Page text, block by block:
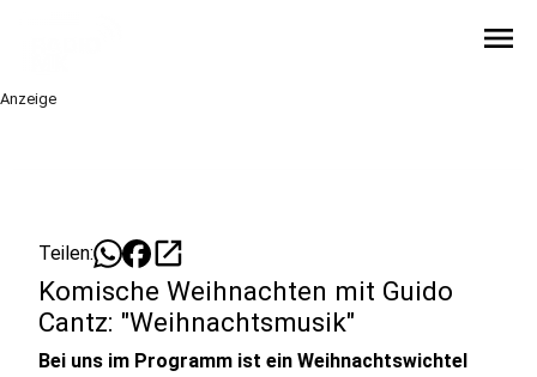
menu
Anzeige
Teilen: open_in_new
Komische Weihnachten mit Guido
Cantz: "Weihnachtsmusik"
Bei uns im Programm ist ein Weihnachtswichtel